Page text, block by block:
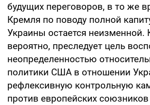
будущих переговоров, в то же
Кремля по поводу полной
Украины остается неизменной.
вероятно, преследует цель
неопределенностью
политики США в отношении
рефлексивную контрольную
против европейских